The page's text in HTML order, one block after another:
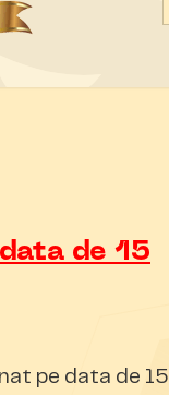
de 15
pe data de 15